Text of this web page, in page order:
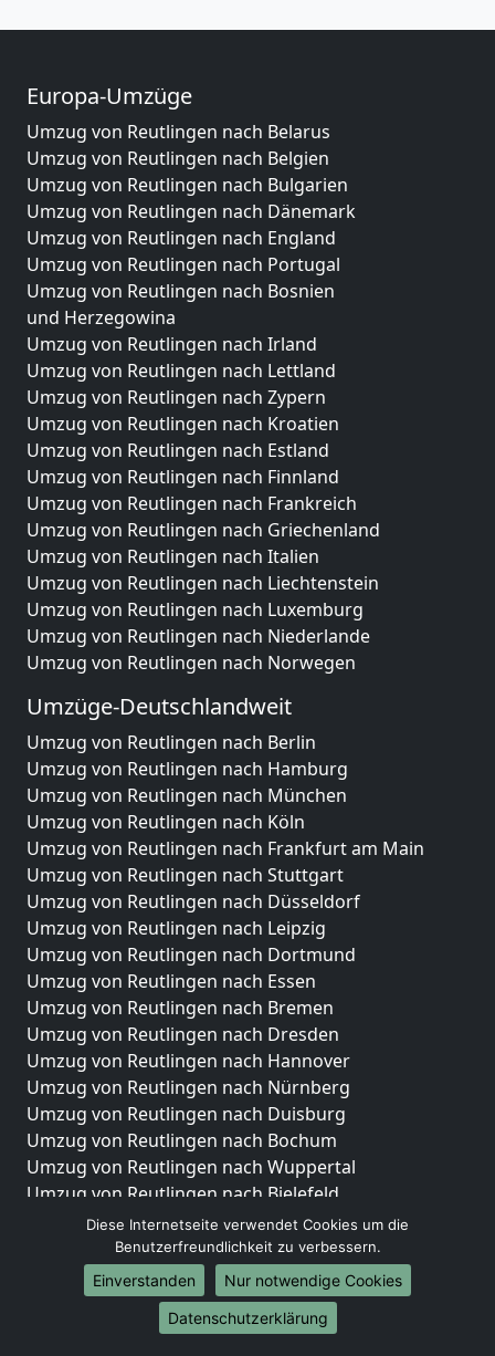
Europa-Umzüge
Umzug von Reutlingen nach Belarus
Umzug von Reutlingen nach Belgien
Umzug von Reutlingen nach Bulgarien
Umzug von Reutlingen nach Dänemark
Umzug von Reutlingen nach England
Umzug von Reutlingen nach Portugal
Umzug von Reutlingen nach Bosnien
und Herzegowina
Umzug von Reutlingen nach Irland
Umzug von Reutlingen nach Lettland
Umzug von Reutlingen nach Zypern
Umzug von Reutlingen nach Kroatien
Umzug von Reutlingen nach Estland
Umzug von Reutlingen nach Finnland
Umzug von Reutlingen nach Frankreich
Umzug von Reutlingen nach Griechenland
Umzug von Reutlingen nach Italien
Umzug von Reutlingen nach Liechtenstein
Umzug von Reutlingen nach Luxemburg
Umzug von Reutlingen nach Niederlande
Umzug von Reutlingen nach Norwegen
Umzüge-Deutschlandweit
Umzug von Reutlingen nach Berlin
Umzug von Reutlingen nach Hamburg
Umzug von Reutlingen nach München
Umzug von Reutlingen nach Köln
Umzug von Reutlingen nach Frankfurt am Main
Umzug von Reutlingen nach Stuttgart
Umzug von Reutlingen nach Düsseldorf
Umzug von Reutlingen nach Leipzig
Umzug von Reutlingen nach Dortmund
Umzug von Reutlingen nach Essen
Umzug von Reutlingen nach Bremen
Umzug von Reutlingen nach Dresden
Umzug von Reutlingen nach Hannover
Umzug von Reutlingen nach Nürnberg
Umzug von Reutlingen nach Duisburg
Umzug von Reutlingen nach Bochum
Umzug von Reutlingen nach Wuppertal
Umzug von Reutlingen nach Bielefeld
Umzug von Reutlingen nach Bonn
Umzug von Reutlingen nach Münster
Internationale-Umzüge
Umzug von Reutlingen nach Brasilien
Diese Internetseite verwendet Cookies um die
Benutzerfreundlichkeit zu verbessern.
Einverstanden
Nur notwendige Cookies
Datenschutzerklärung